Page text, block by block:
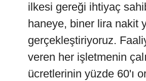
ilkesi gereği ihtiyaç
haneye, biner lira nakit
gerçekleştiriyoruz.
veren her işletmenin
ücretlerinin yüzde 60'ı